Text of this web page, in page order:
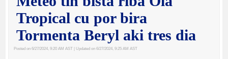
Tropical cu por bira
Tormenta Beryl aki tres dia
Posted on 6/27/2024, 9:20 AM AST | Updated on 6/27/2024, 9:25 AM AST